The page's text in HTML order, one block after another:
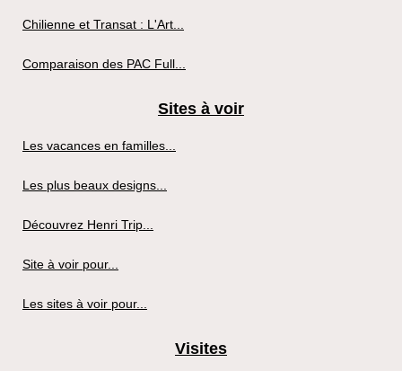
Chilienne et Transat : L'Art...
Comparaison des PAC Full...
Sites à voir
Les vacances en familles...
Les plus beaux designs...
Découvrez Henri Trip...
Site à voir pour...
Les sites à voir pour...
Visites